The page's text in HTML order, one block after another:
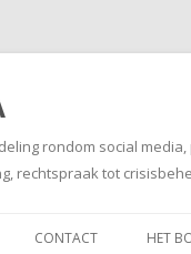
rondom social
rechtspraak tot
CONTACT HET